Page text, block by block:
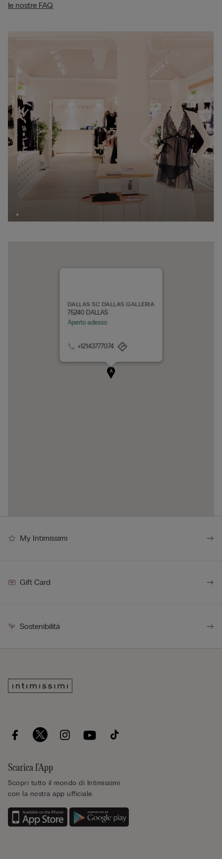
A
DALLAS SC DALLAS GALLERIA
75240 DALLAS
Aperto adesso
+12143777074
le nostre FAQ
My Intimissimi
Gift Card
Sostenibilità
Scarica l’App
Scopri tutto il mondo di Intimissimi
con la nostra app ufficiale.